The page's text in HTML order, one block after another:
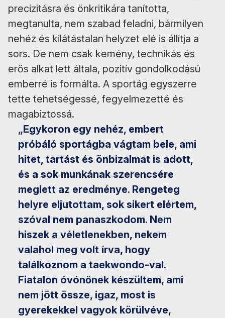
precizitásra és önkritikára tanította,
megtanulta, nem szabad feladni, bármilyen
nehéz és kilátástalan helyzet elé is állítja a
sors. De nem csak kemény, technikás és
erős alkat lett általa, pozitív gondolkodású
emberré is formálta. A sportág egyszerre
tette tehetségessé, fegyelmezetté és
magabiztossá.
„Egykoron egy nehéz, embert
próbáló sportágba vágtam bele, ami
hitet, tartást és önbizalmat is adott,
és a sok munkának szerencsére
meglett az eredménye. Rengeteg
helyre eljutottam, sok sikert elértem,
szóval nem panaszkodom. Nem
hiszek a véletlenekben, nekem
valahol meg volt írva, hogy
találkoznom a taekwondo-val.
Fiatalon óvónőnek készültem, ami
nem jött össze, igaz, most is
gyerekekkel vagyok körülvéve,